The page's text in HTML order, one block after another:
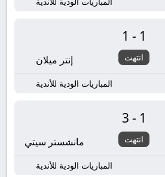
1-1
انتهت إنتر ميلان
المباريات الودية للأندية
3-1
انتهت مانشستر سيتي
المباريات الودية للأندية